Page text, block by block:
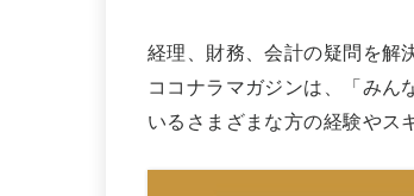
経理、財務、会計の疑問を解
ココナラマガジンは、「みん
いるさまざまな方の経験やス